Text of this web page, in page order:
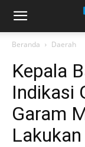
Beranda Daerah
Kepala
Indikasi
Garam